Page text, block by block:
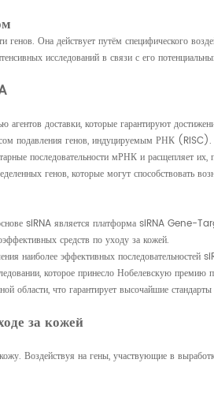
Она действует путём специфического
исследований в связи с его
доставки, которые гарантируют
подавления генов, индуцируемым РНК (RISC).
последовательности мРНК и расщепляет
генов, которые могут способствовать
siRNA является платформа siRNA
средств по уходу за кожей.
наиболее эффективных последовательностей
которое принесло Нобелевскую
что гарантирует высочайшие
за кожей
Воздействуя на гены, участвующие в